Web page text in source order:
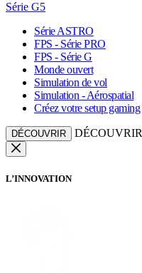
Série G5
Série ASTRO
FPS - Série PRO
FPS - Série G
Monde ouvert
Simulation de vol
Simulation - Aérospatial
Créez votre setup gaming
DÉCOUVRIR DÉCOUVRIR
L’INNOVATION